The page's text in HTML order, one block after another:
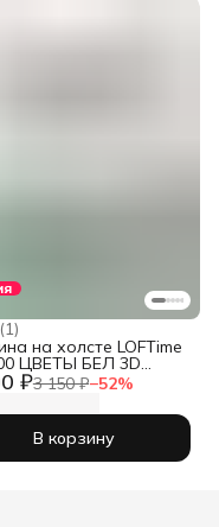
1)
₽3 150 ₽−52%
на холсте LOFTime
ЦВЕТЫ БЕЛ 3D
60100
В корзину